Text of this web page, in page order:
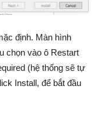
định. Màn hình
chọn vào ô Restart
(hệ thống sẽ tự
Install, để bắt đầu